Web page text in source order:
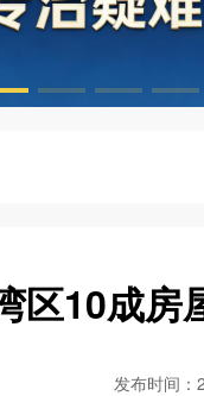
区10成房
发布时间